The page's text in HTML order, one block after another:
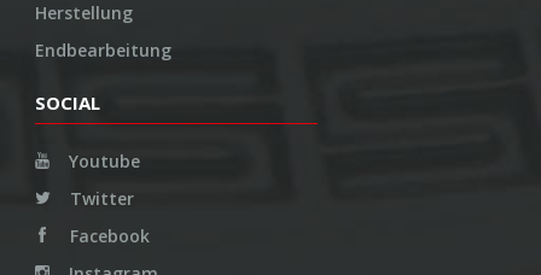
Herstellung
Endbearbeitung
SOCIAL
Youtube
Twitter
Facebook